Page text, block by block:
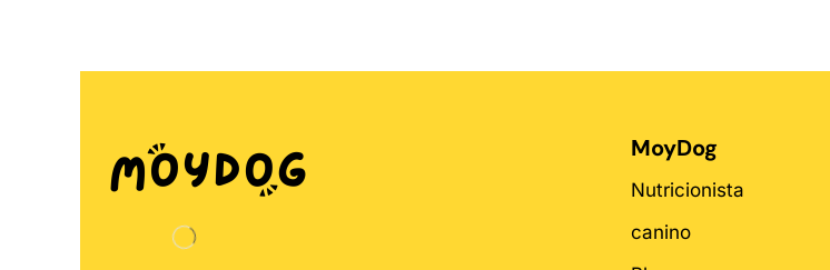
MoyDog
Nutricionista
canino